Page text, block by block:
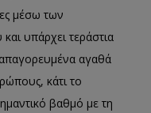
μέσω των
υπάρχει τεράστια
απαγορευμένα αγαθά
κάτι το
βαθμό με τη